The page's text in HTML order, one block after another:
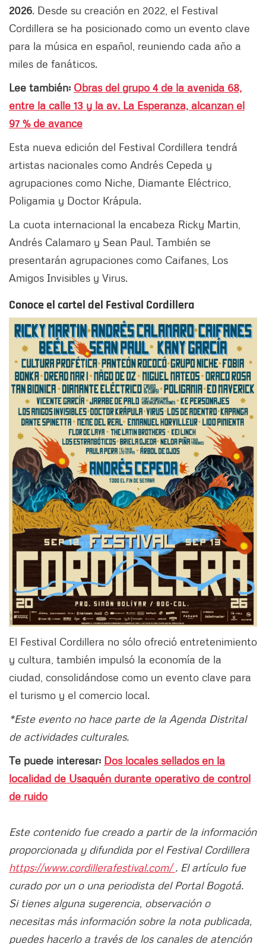
2026. Desde su creación en 2022, el Festival
Cordillera se ha posicionado como un evento clave
para la música en español, reuniendo cada año a
miles de fanáticos.
Lee también: Obras del grupo 4 de la avenida 68,
entre la calle 13 y la av. La Esperanza, alcanzan el
97 % de avance
Esta nueva edición del Festival Cordillera tendrá
artistas nacionales como Andrés Cepeda y
agrupaciones como Niche, Diamante Eléctrico,
Poligamia y Doctor Krápula.
La cuota internacional la encabeza Ricky Martin,
Andrés Calamaro y Sean Paul. También se
presentarán agrupaciones como Caifanes, Los
Amigos Invisibles y Virus.
Conoce el cartel del Festival Cordillera
El Festival Cordillera no sólo ofreció entretenimiento
y cultura, también impulsó la economía de la
ciudad, consolidándose como un evento clave para
el turismo y el comercio local.
*Este evento no hace parte de la Agenda Distrital
de actividades culturales.
Te puede interesar: Dos locales sellados en la
localidad de Usaquén durante operativo de control
de ruido
Este contenido fue creado a partir de la información
proporcionada y difundida por el Festival Cordillera
https://www.cordillerafestival.com/. El artículo fue
curado por un o una periodista del Portal Bogotá.
Si tienes alguna sugerencia, observación o
necesitas más información sobre la nota publicada,
puedes hacerlo a través de los canales de atención